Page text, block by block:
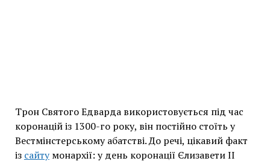
Трон Святого Едварда використовується під час
коронацій із 1300-го року, він постійно стоїть у
Вестмінстерському абатстві. До речі, цікавий факт
із сайтумонархії: у день коронації Єлизавети ІІ